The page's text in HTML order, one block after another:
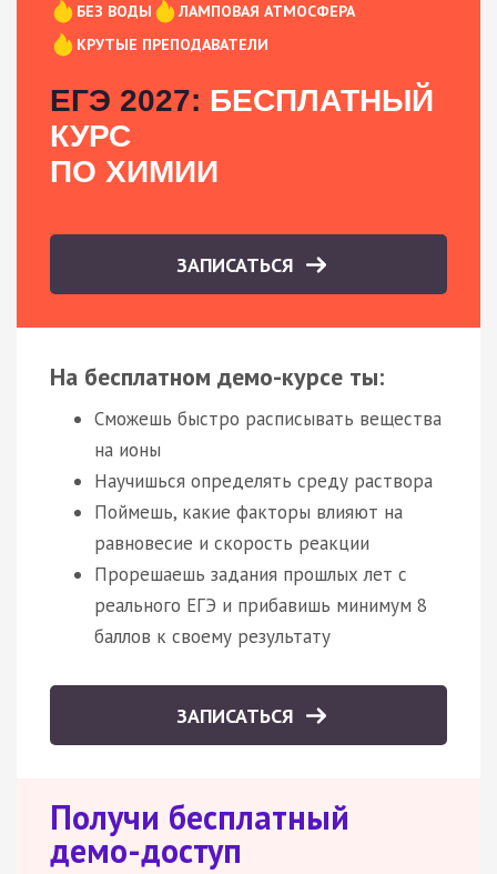
БЕЗ ВОДЫ
ЛАМПОВАЯ АТМОСФЕРА
КРУТЫЕ ПРЕПОДАВАТЕЛИ
ЕГЭ 2027: БЕСПЛАТНЫЙ
КУРС
ПО ХИМИИ
ЗАПИСАТЬСЯ
На бесплатном демо-курсе ты:
Сможешь быстро расписывать вещества
на ионы
Научишься определять среду раствора
Поймешь, какие факторы влияют на
равновесие и скорость реакции
Прорешаешь задания прошлых лет с
реального ЕГЭ и прибавишь минимум 8
баллов к своему результату
ЗАПИСАТЬСЯ
Получи бесплатный
демо-доступ